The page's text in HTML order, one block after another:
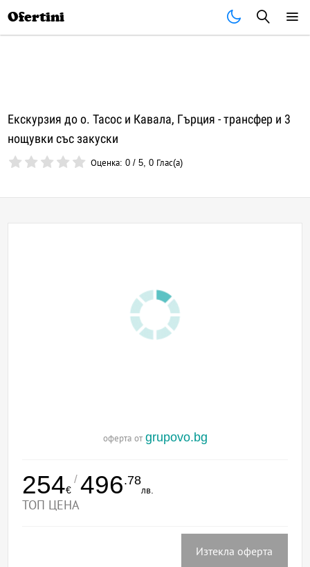
Ofertini
Екскурзия до о. Тасос и Кавала, Гърция - трансфер и 3
нощувки със закуски
Оценка:0 /5,0 Глас(а)
оферта от grupovo.bg
254€
/ 496.78
лв.
ТОП ЦЕНА
Изтекла оферта